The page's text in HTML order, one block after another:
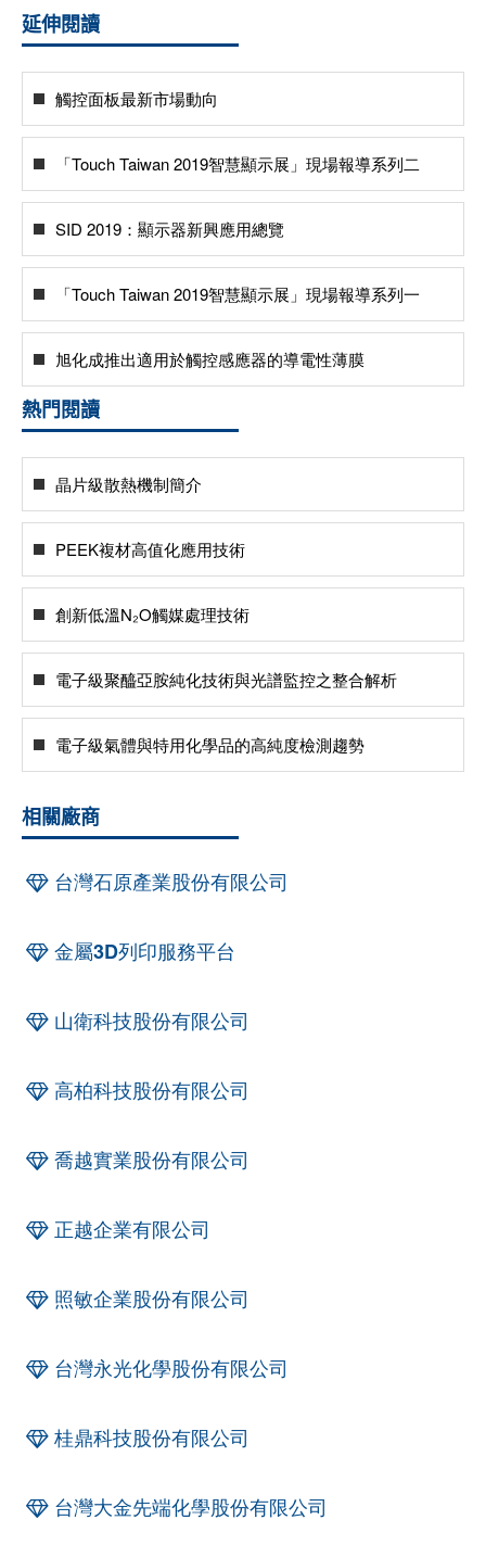
延伸閱讀
觸控面板最新市場動向
「Touch Taiwan 2019智慧顯示展」現場報導系列二
SID 2019：顯示器新興應用總覽
「Touch Taiwan 2019智慧顯示展」現場報導系列一
旭化成推出適用於觸控感應器的導電性薄膜
熱門閱讀
晶片級散熱機制簡介
PEEK複材高值化應用技術
創新低溫N₂O觸媒處理技術
電子級聚醯亞胺純化技術與光譜監控之整合解析
電子級氣體與特用化學品的高純度檢測趨勢
相關廠商
台灣石原產業股份有限公司
金屬3D列印服務平台
山衛科技股份有限公司
高柏科技股份有限公司
喬越實業股份有限公司
正越企業有限公司
照敏企業股份有限公司
台灣永光化學股份有限公司
桂鼎科技股份有限公司
台灣大金先端化學股份有限公司